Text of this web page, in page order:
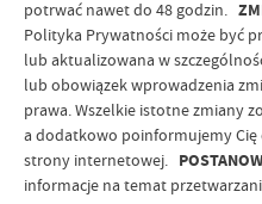
potrwać nawet do 48 godzin.
Polityka Prywatności może być
lub aktualizowana w
lub obowiązek wprowadzenia
prawa. Wszelkie istotne zmiany
a dodatkowo poinformujemy Cię
strony internetowej.
informacje na temat